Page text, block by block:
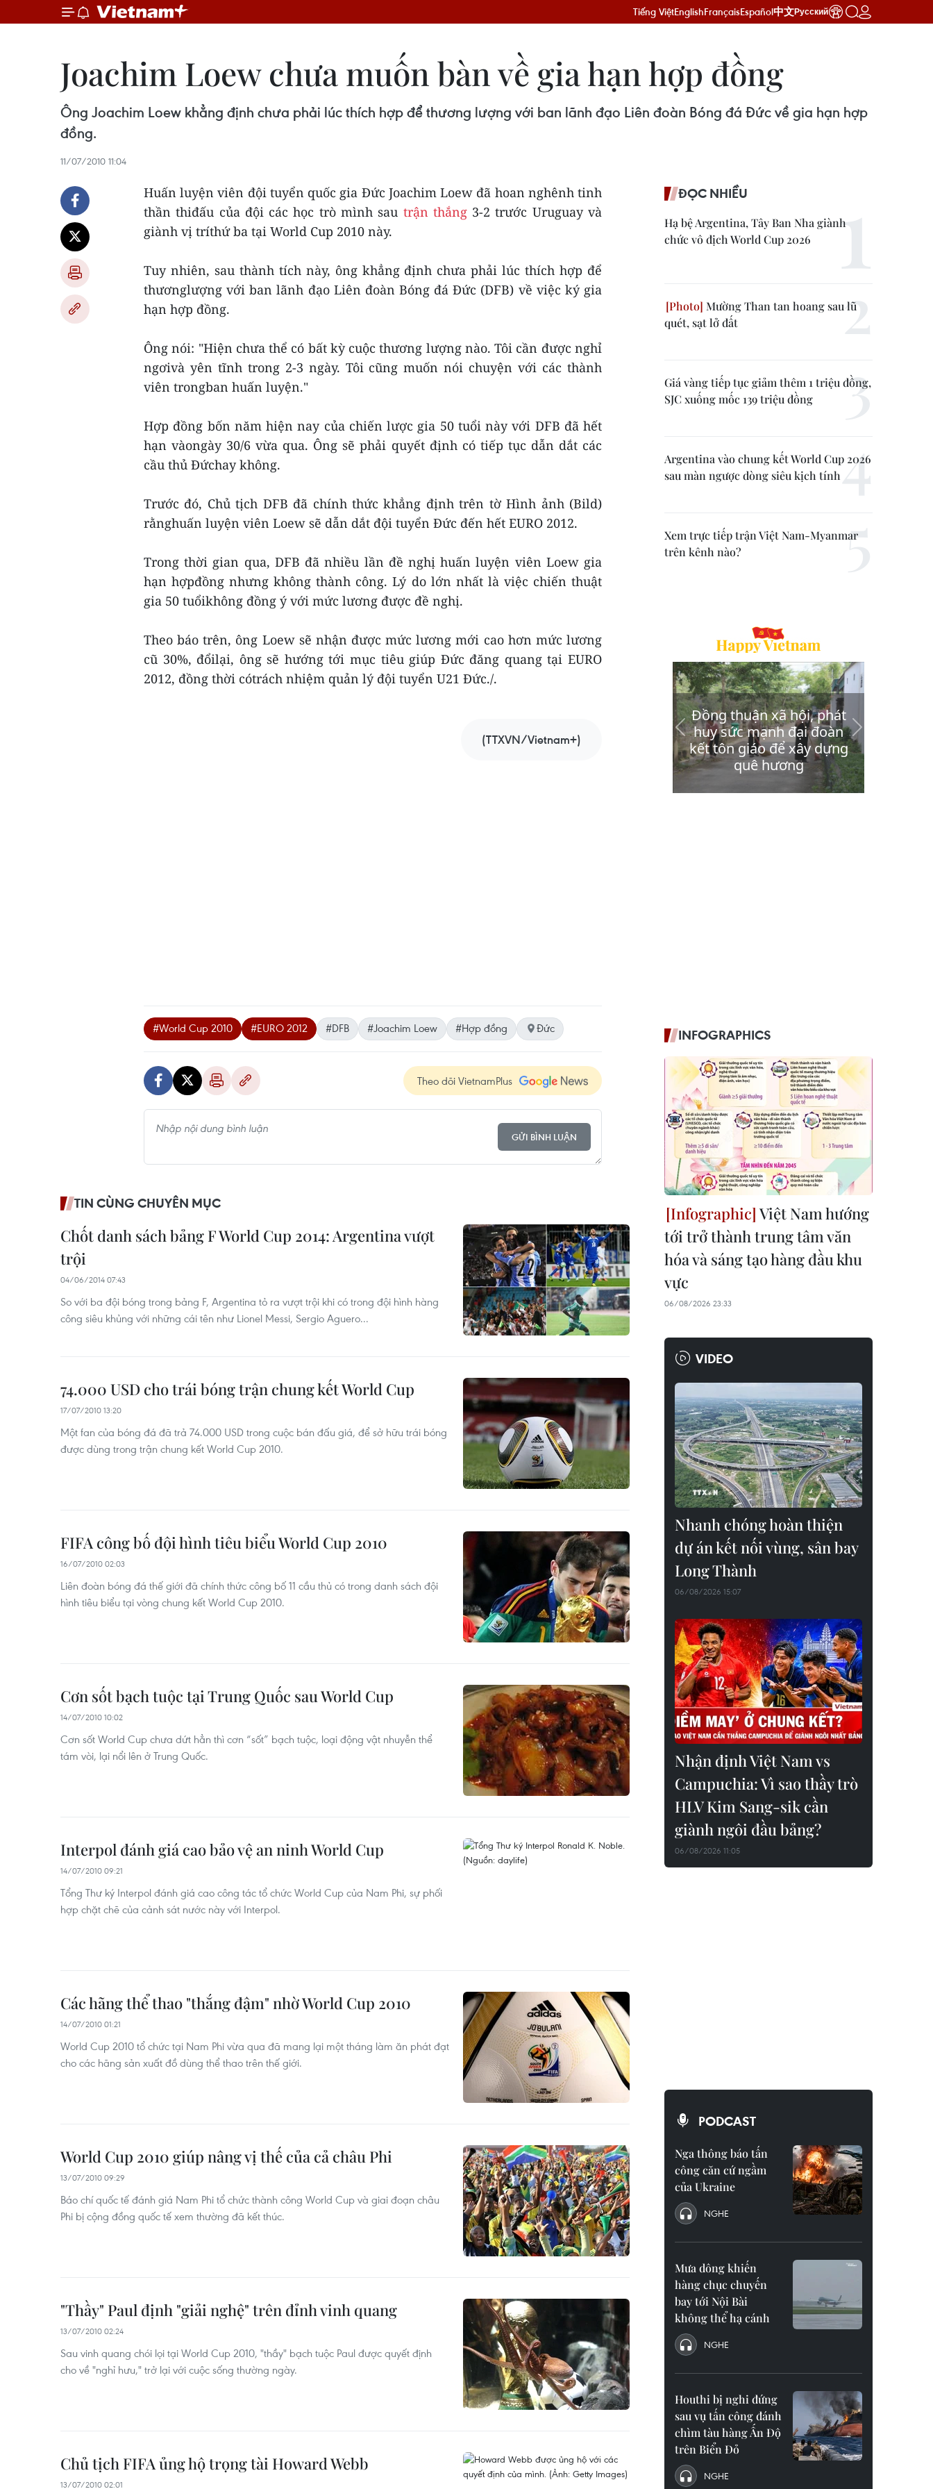
Tiếng ViệtEnglishFrançaisEspañol中文Русский
Joachim Loew chưa muốn bàn về gia hạn hợp đồng
Ông Joachim Loew khẳng định chưa phải lúc thích hợp để thương lượng với ban lãnh đạo Liên đoàn Bóng đá Đức về gia hạn hợp
đồng.
11/07/2010 11:04
Huấn luyện viên đội tuyển quốc gia Đức Joachim Loew đã hoan nghênh tinh
thần thiđấu của đội các học trò mình sau trận thắng3-2 trước Uruguay và
giành vị tríthứ ba tại World Cup 2010 này.
Tuy nhiên, sau thành tích này, ông khẳng định chưa phải lúc thích hợp để
thươnglượng với ban lãnh đạo Liên đoàn Bóng đá Đức (DFB) về việc ký gia
hạn hợp đồng.
Ông nói: "Hiện chưa thể có bất kỳ cuộc thương lượng nào. Tôi cần được nghỉ
ngơivà yên tĩnh trong 2-3 ngày. Tôi cũng muốn nói chuyện với các thành
viên trongban huấn luyện."
Hợp đồng bốn năm hiện nay của chiến lược gia 50 tuổi này với DFB đã hết
hạn vàongày 30/6 vừa qua. Ông sẽ phải quyết định có tiếp tục dẫn dắt các
cầu thủ Đứchay không.
Trước đó, Chủ tịch DFB đã chính thức khẳng định trên tờ Hình ảnh (Bild)
rằnghuấn luyện viên Loew sẽ dẫn dắt đội tuyển Đức đến hết EURO 2012.
Trong thời gian qua, DFB đã nhiều lần đề nghị huấn luyện viên Loew gia
hạn hợpđồng nhưng không thành công. Lý do lớn nhất là việc chiến thuật
gia 50 tuổikhông đồng ý với mức lương được đề nghị.
Theo báo trên, ông Loew sẽ nhận được mức lương mới cao hơn mức lương
cũ 30%, đổilại, ông sẽ hướng tới mục tiêu giúp Đức đăng quang tại EURO
2012, đồng thời cótrách nhiệm quản lý đội tuyển U21 Đức./.
(TTXVN/Vietnam+)
#World Cup 2010 #EURO 2012 #DFB #Joachim Loew #Hợp đồng Đức
Theo dõi VietnamPlus
GỬI BÌNH LUẬN
TIN CÙNG CHUYÊN MỤC
Chốt danh sách bảng F World Cup 2014: Argentina vượt
trội
04/06/2014 07:43
So với ba đội bóng trong bảng F, Argentina tỏ ra vượt trội khi có trong đội hình hàng
công siêu khủng với những cái tên như Lionel Messi, Sergio Aguero...
74.000 USD cho trái bóng trận chung kết World Cup
17/07/2010 13:20
Một fan của bóng đá đã trả 74.000 USD trong cuộc bán đấu giá, để sở hữu trái bóng
được dùng trong trận chung kết World Cup 2010.
FIFA công bố đội hình tiêu biểu World Cup 2010
16/07/2010 02:03
Liên đoàn bóng đá thế giới đã chính thức công bố 11 cầu thủ có trong danh sách đội
hình tiêu biểu tại vòng chung kết World Cup 2010.
Cơn sốt bạch tuộc tại Trung Quốc sau World Cup
14/07/2010 10:02
Cơn sốt World Cup chưa dứt hẳn thì cơn “sốt” bạch tuộc, loại động vật nhuyễn thể
tám vòi, lại nổi lên ở Trung Quốc.
Interpol đánh giá cao bảo vệ an ninh World Cup
14/07/2010 09:21
Tổng Thư ký Interpol đánh giá cao công tác tổ chức World Cup của Nam Phi, sự phối
hợp chặt chẽ của cảnh sát nước này với Interpol.
Các hãng thể thao "thắng đậm" nhờ World Cup 2010
14/07/2010 01:21
World Cup 2010 tổ chức tại Nam Phi vừa qua đã mang lại một tháng làm ăn phát đạt
cho các hãng sản xuất đồ dùng thể thao trên thế giới.
World Cup 2010 giúp nâng vị thế của cả châu Phi
13/07/2010 09:29
Báo chí quốc tế đánh giá Nam Phi tổ chức thành công World Cup và giai đoạn châu
Phi bị cộng đồng quốc tế xem thường đã kết thúc.
"Thầy" Paul định "giải nghệ" trên đỉnh vinh quang
13/07/2010 02:24
Sau vinh quang chói lọi tại World Cup 2010, "thầy" bạch tuộc Paul được quyết định
cho về "nghỉ hưu," trở lại với cuộc sống thường ngày.
Chủ tịch FIFA ủng hộ trọng tài Howard Webb
13/07/2010 02:01
ĐỌC NHIỀU
Hạ bệ Argentina, Tây Ban Nha giành
chức vô địch World Cup 2026
Mường Than tan hoang sau lũ
quét, sạt lở đất
Giá vàng tiếp tục giảm thêm 1 triệu đồng,
SJC xuống mốc 139 triệu đồng
Argentina vào chung kết World Cup 2026
sau màn ngược dòng siêu kịch tính
Xem trực tiếp trận Việt Nam-Myanmar
trên kênh nào?
INFOGRAPHICS
Việt Nam hướng
tới trở thành trung tâm văn
hóa và sáng tạo hàng đầu khu
vực
06/08/2026 23:33
VIDEO
Nhanh chóng hoàn thiện
dự án kết nối vùng, sân bay
Long Thành
06/08/2026 15:07
Nhận định Việt Nam vs
Campuchia: Vì sao thầy trò
HLV Kim Sang-sik cần
giành ngôi đầu bảng?
06/08/2026 11:05
PODCAST
Nga thông báo tấn
công căn cứ ngầm
của Ukraine
NGHE
Mưa dông khiến
hàng chục chuyến
bay tới Nội Bài
không thể hạ cánh
NGHE
Houthi bị nghi đứng
sau vụ tấn công đánh
chìm tàu hàng Ấn Độ
trên Biển Đỏ
NGHE